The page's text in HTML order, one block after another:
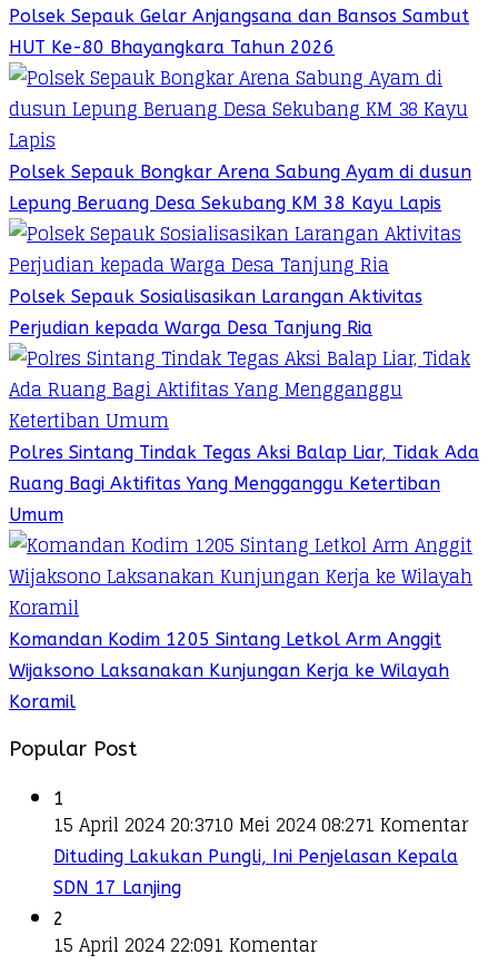
Polsek Sepauk Gelar Anjangsana dan Bansos Sambut
HUT Ke-80 Bhayangkara Tahun 2026
Polsek Sepauk Bongkar Arena Sabung Ayam di dusun
Lepung Beruang Desa Sekubang KM 38 Kayu Lapis
Polsek Sepauk Sosialisasikan Larangan Aktivitas
Perjudian kepada Warga Desa Tanjung Ria
Polres Sintang Tindak Tegas Aksi Balap Liar, Tidak Ada
Ruang Bagi Aktifitas Yang Mengganggu Ketertiban
Umum
Komandan Kodim 1205 Sintang Letkol Arm Anggit
Wijaksono Laksanakan Kunjungan Kerja ke Wilayah
Koramil
Popular Post
1
15 April 2024 20:3710 Mei 2024 08:271 Komentar
Dituding Lakukan Pungli, Ini Penjelasan Kepala
SDN 17 Lanjing
2
15 April 2024 22:091 Komentar